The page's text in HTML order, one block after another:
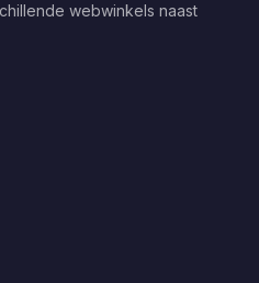
webwinkels naast